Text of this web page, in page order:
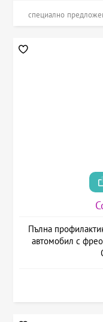
специално
Пълна
автомобил с